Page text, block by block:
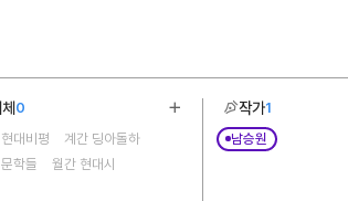
0
대비평
계간 딩아돌하
학들
월간 현대시
작가1
남승원